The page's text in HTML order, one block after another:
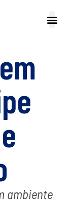
ambiente